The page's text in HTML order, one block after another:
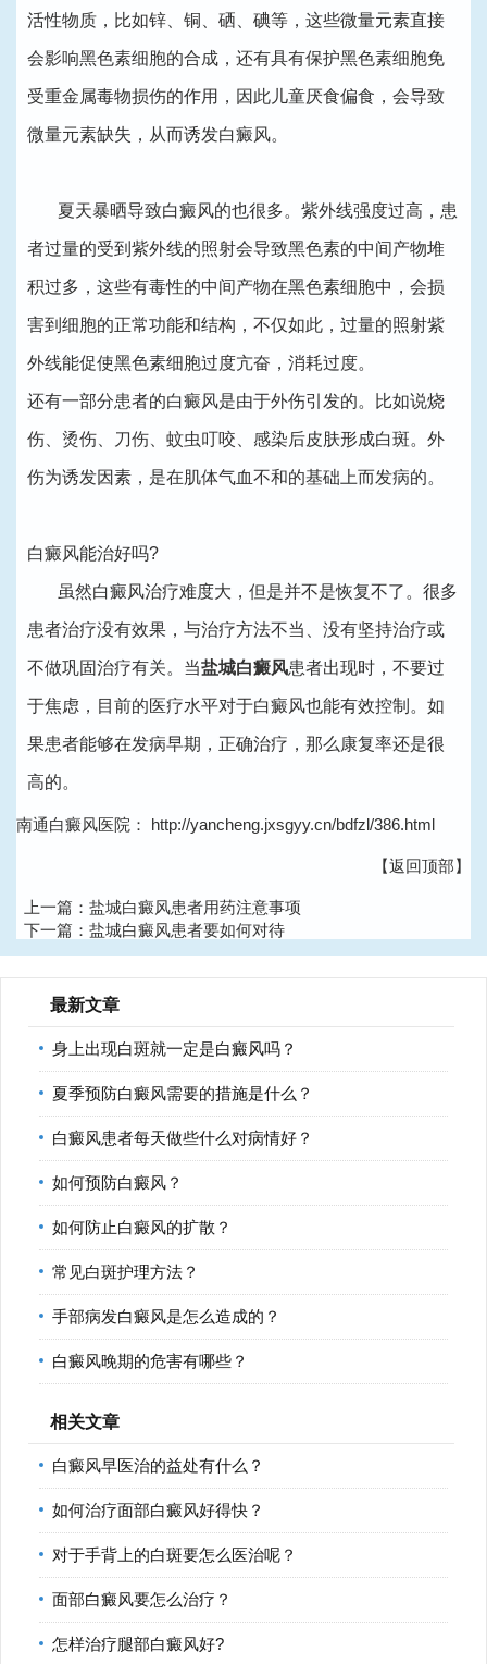
活性物质，比如锌、铜、硒、碘等，这些微量元素直接
会影响黑色素细胞的合成，还有具有保护黑色素细胞免
受重金属毒物损伤的作用，因此儿童厌食偏食，会导致
微量元素缺失，从而诱发白癜风。
夏天暴晒导致白癜风的也很多。紫外线强度过高，患
者过量的受到紫外线的照射会导致黑色素的中间产物堆
积过多，这些有毒性的中间产物在黑色素细胞中，会损
害到细胞的正常功能和结构，不仅如此，过量的照射紫
外线能促使黑色素细胞过度亢奋，消耗过度。
还有一部分患者的白癜风是由于外伤引发的。比如说烧
伤、烫伤、刀伤、蚊虫叮咬、感染后皮肤形成白斑。外
伤为诱发因素，是在肌体气血不和的基础上而发病的。
白癜风能治好吗?
虽然白癜风治疗难度大，但是并不是恢复不了。很多
患者治疗没有效果，与治疗方法不当、没有坚持治疗或
不做巩固治疗有关。当盐城白癜风患者出现时，不要过
于焦虑，目前的医疗水平对于白癜风也能有效控制。如
果患者能够在发病早期，正确治疗，那么康复率还是很
高的。
南通白癜风医院： http://yancheng.jxsgyy.cn/bdfzl/386.html
【返回顶部】
上一篇： 盐城白癜风患者用药注意事项
下一篇： 盐城白癜风患者要如何对待
最新文章
身上出现白斑就一定是白癜风吗？
夏季预防白癜风需要的措施是什么？
白癜风患者每天做些什么对病情好？
如何预防白癜风？
如何防止白癜风的扩散？
常见白斑护理方法？
手部病发白癜风是怎么造成的？
白癜风晚期的危害有哪些？
相关文章
白癜风早医治的益处有什么？
如何治疗面部白癜风好得快？
对于手背上的白斑要怎么医治呢？
面部白癜风要怎么治疗？
怎样治疗腿部白癜风好?